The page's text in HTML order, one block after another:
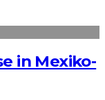
in Mexiko-